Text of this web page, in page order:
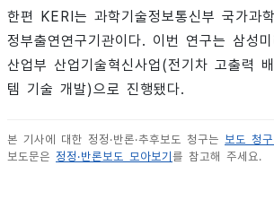
한편 KERI는 과학기술정보통신부 국가과
정부출연연구기관이다. 이번 연구는 삼성
산업부 산업기술혁신사업(전기차 고출력
템 기술 개발)으로 진행됐다.
본 기사에 대한 정정·반론·추후보도 청구는 보도 청
보도문은 정정·반론보도 모아보기 를 참고해 주세요.